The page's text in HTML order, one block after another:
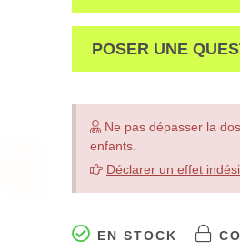
POSER UNE
Ne pas dépasser la
enfants.
Déclarer un effet
EN STOCK